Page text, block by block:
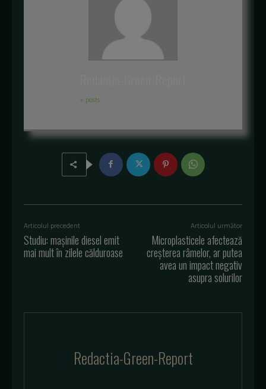
+ posts
Articolul precedent
Studiu: mașinile diesel emit
mai mult în zilele călduroase
Articolul următor
Microplasticele afectează
creșterea râmelor, ar putea
avea un impact negativ
asupra solurilor
Redactia-Green-Report